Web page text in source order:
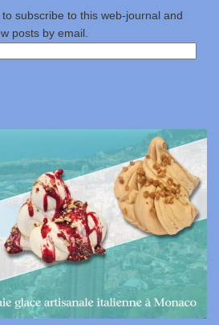
subscribe to this web-journal and
posts by email.